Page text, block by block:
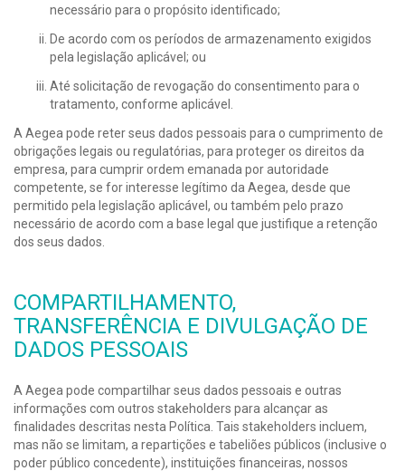
necessário para o propósito identificado;
De acordo com os períodos de armazenamento exigidos
pela legislação aplicável; ou
Até solicitação de revogação do consentimento para o
tratamento, conforme aplicável.
A Aegea pode reter seus dados pessoais para o cumprimento de
obrigações legais ou regulatórias, para proteger os direitos da
empresa, para cumprir ordem emanada por autoridade
competente, se for interesse legítimo da Aegea, desde que
permitido pela legislação aplicável, ou também pelo prazo
necessário de acordo com a base legal que justifique a retenção
dos seus dados.
COMPARTILHAMENTO,
TRANSFERÊNCIA E DIVULGAÇÃO DE
DADOS PESSOAIS
A Aegea pode compartilhar seus dados pessoais e outras
informações com outros stakeholders para alcançar as
finalidades descritas nesta Política. Tais stakeholders incluem,
mas não se limitam, a repartições e tabeliões públicos (inclusive o
poder público concedente), instituições financeiras, nossos